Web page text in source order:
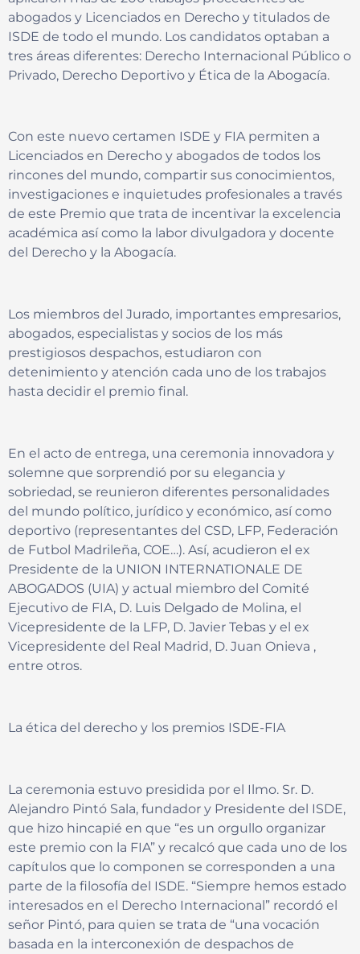
abogados y Licenciados en Derecho y titulados de
ISDE de todo el mundo. Los candidatos optaban a
tres áreas diferentes: Derecho Internacional Público o
Privado, Derecho Deportivo y Ética de la Abogacía.
Con este nuevo certamen ISDE y FIA permiten a
Licenciados en Derecho y abogados de todos los
rincones del mundo, compartir sus conocimientos,
investigaciones e inquietudes profesionales a través
de este Premio que trata de incentivar la excelencia
académica así como la labor divulgadora y docente
del Derecho y la Abogacía.
Los miembros del Jurado, importantes empresarios,
abogados, especialistas y socios de los más
prestigiosos despachos, estudiaron con
detenimiento y atención cada uno de los trabajos
hasta decidir el premio final.
En el acto de entrega, una ceremonia innovadora y
solemne que sorprendió por su elegancia y
sobriedad, se reunieron diferentes personalidades
del mundo político, jurídico y económico, así como
deportivo (representantes del CSD, LFP, Federación
de Futbol Madrileña, COE…). Así, acudieron el ex
Presidente de la UNION INTERNATIONALE DE
ABOGADOS (UIA) y actual miembro del Comité
Ejecutivo de FIA, D. Luis Delgado de Molina, el
Vicepresidente de la LFP, D. Javier Tebas y el ex
Vicepresidente del Real Madrid, D. Juan Onieva ,
entre otros.
La ética del derecho y los premios ISDE-FIA
La ceremonia estuvo presidida por el Ilmo. Sr. D.
Alejandro Pintó Sala, fundador y Presidente del ISDE,
que hizo hincapié en que “es un orgullo organizar
este premio con la FIA” y recalcó que cada uno de los
capítulos que lo componen se corresponden a una
parte de la filosofía del ISDE. “Siempre hemos estado
interesados en el Derecho Internacional” recordó el
señor Pintó, para quien se trata de “una vocación
basada en la interconexión de despachos de